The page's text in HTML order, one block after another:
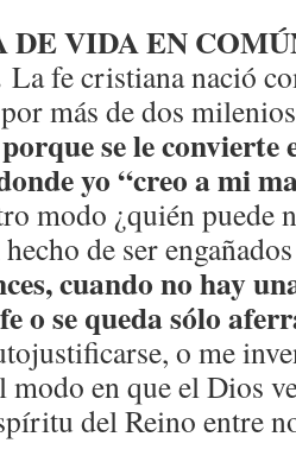
DE VIDA EN
La fe cristiana nació
más de dos
se le convierte
yo “creo a mi
modo ¿quién puede
de ser
cuando no hay
o se queda sólo
o me
modo en que el Dios
del Reino entre